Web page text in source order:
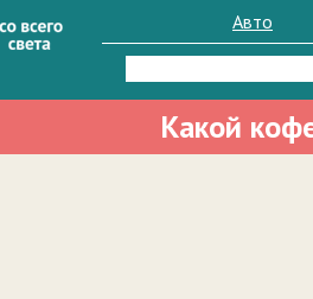
Авто
Найти:
Какой